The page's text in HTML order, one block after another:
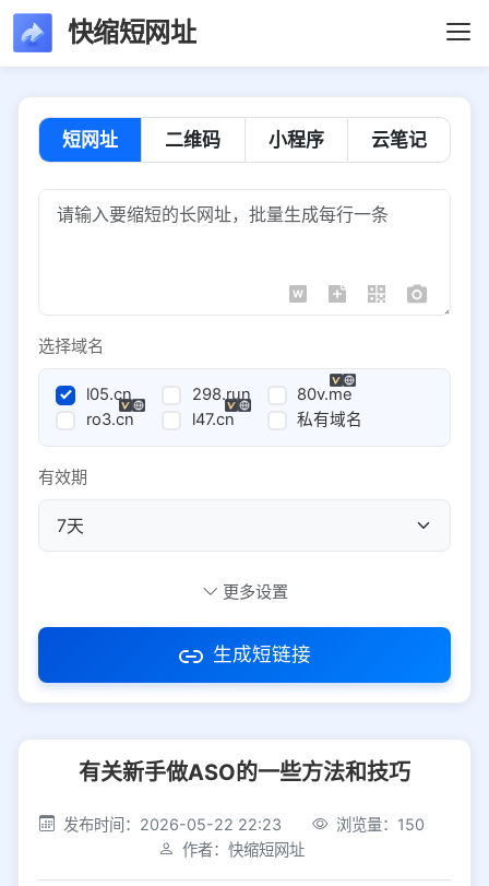
快缩短网址
短网址 二维码 小程序 云笔记
选择域名
l05.cn 298.run
80v.me
ro3.cn
l47.cn 私有域名
有效期
访问密码
社交平台 电商平台
选择防红平台类型，避免链接被拦截
更多设置
生成短链接
有关新手做ASO的一些方法和技巧
发布时间：2026-05-22 22:23
浏览量：150
作者：快缩短网址